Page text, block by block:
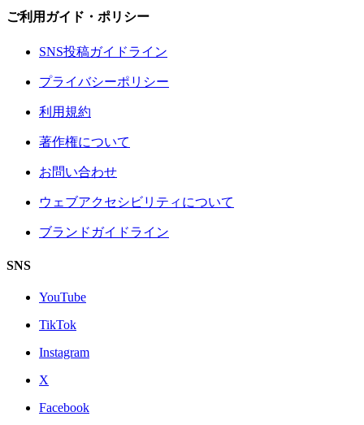
ご利用ガイド・ポリシー
SNS投稿ガイドライン
プライバシーポリシー
利用規約
著作権について
お問い合わせ
ウェブアクセシビリティについて
ブランドガイドライン
SNS
YouTube
TikTok
Instagram
X
Facebook